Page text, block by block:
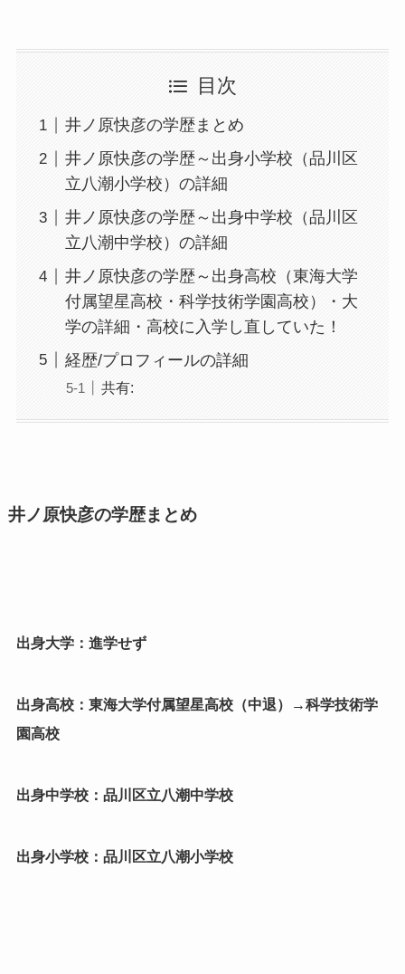
目次
井ノ原快彦の学歴まとめ
井ノ原快彦の学歴～出身小学校（品川区
立八潮小学校）の詳細
井ノ原快彦の学歴～出身中学校（品川区
立八潮中学校）の詳細
井ノ原快彦の学歴～出身高校（東海大学
付属望星高校・科学技術学園高校）・大
学の詳細・高校に入学し直していた！
経歴/プロフィールの詳細
共有:
井ノ原快彦の学歴まとめ
出身大学：進学せず
出身高校：東海大学付属望星高校（中退）→科学技術学
園高校
出身中学校：品川区立八潮中学校
出身小学校：品川区立八潮小学校